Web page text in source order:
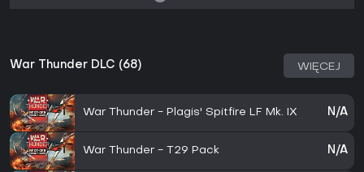
War Thunder DLC (68) WIĘCEJ
War Thunder - Plagis' Spitfire LF Mk. IX N/A
War Thunder - T29 Pack N/A